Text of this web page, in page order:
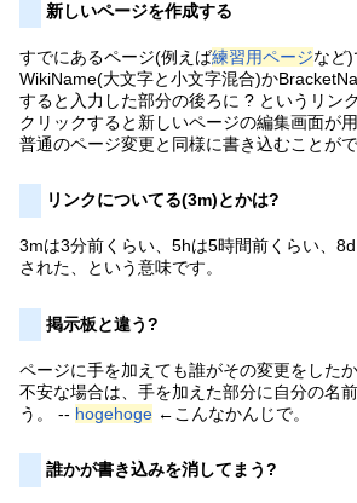
新しいページを作成する
すでにあるページ(例えば練習用ページなど
WikiName(大文字と小文字混合)か
すると入力した部分の後ろに ? というリン
クリックすると新しいページの編集画面が
普通のページ変更と同様に書き込むことがで
リンクについてる(3m)とかは?
3mは3分前くらい、5hは5時間前くらい、
された、という意味です。
掲示板と違う?
ページに手を加えても誰がその変更をした
不安な場合は、手を加えた部分に自分の名
う。 -- hogehoge ←こんなかんじで。
誰かが書き込みを消してまう?